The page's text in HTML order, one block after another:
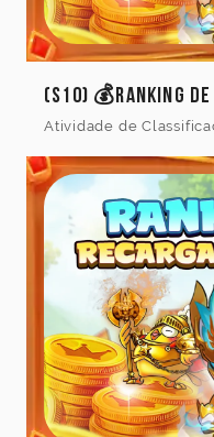
(S10) 💰Ranking
Atividade de